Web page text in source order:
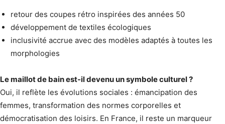
retour des coupes rétro inspirées des années 50
développement de textiles écologiques
inclusivité accrue avec des modèles adaptés à toutes les
morphologies
Le maillot de bain est-il devenu un symbole culturel ?
Oui, il reflète les évolutions sociales : émancipation des
femmes, transformation des normes corporelles et
démocratisation des loisirs. En France, il reste un marqueur